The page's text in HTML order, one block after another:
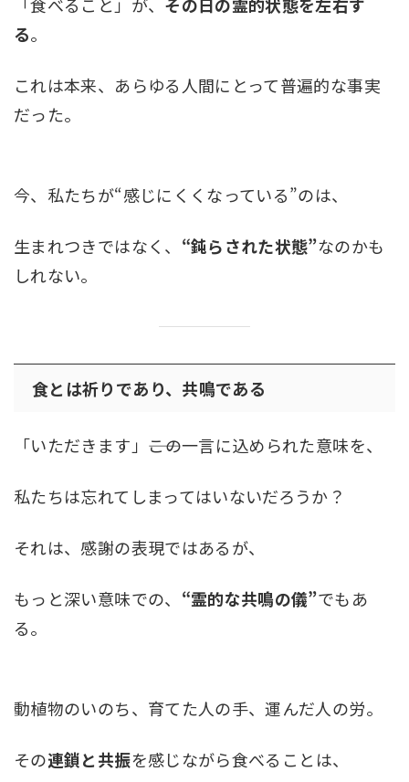
る。
これは本来、あらゆる人間にとって普遍的な事実
だった。
今、私たちが“感じにくくなっている”のは、
生まれつきではなく、 “鈍らされた状態”なのかも
しれない。
食とは祈りであり、共鳴である
「いただきます」――この一言に込められた意味を、
私たちは忘れてしまってはいないだろうか？
それは、感謝の表現ではあるが、
もっと深い意味での、 “霊的な共鳴の儀”でもあ
る。
動植物のいのち、育てた人の手、運んだ人の労。
その連鎖と共振を感じながら食べることは、